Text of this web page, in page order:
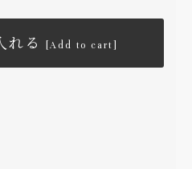
れる [Add to cart]